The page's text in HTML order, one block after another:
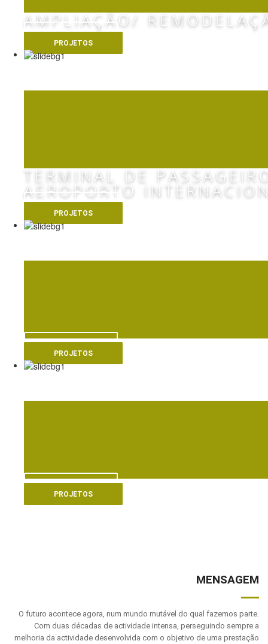
AMPLIAÇÃO/
VER MAIS
PROJETOS
TERMINAL DE
AEROPORTO
VER MAIS
PROJETOS
VER MAIS
PROJETOS
VER MAIS
PROJETOS
MENSAGEM
O futuro acontece agora, num mundo mutável do qual fazemos parte.
Com duas décadas de actividade intensa, perseguindo sempre a
melhoria da actividade desenvolvida com o objetivo de uma prestação